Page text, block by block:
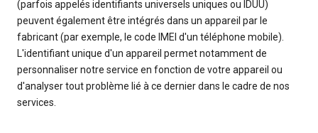
(parfois appelés identifiants universels uniques ou IDUU)
peuvent également être intégrés dans un appareil par le
fabricant (par exemple, le code IMEI d'un téléphone mobile).
L'identifiant unique d'un appareil permet notamment de
personnaliser notre service en fonction de votre appareil ou
d'analyser tout problème lié à ce dernier dans le cadre de nos
services.